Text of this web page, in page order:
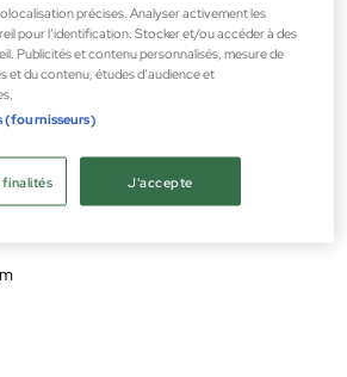
précises. Analyser activement les
pour l’identification. Stocker et/ou accéder à des
Publicités et contenu personnalisés, mesure de
et du contenu, études d’audience et
(fournisseurs)
J'accepte